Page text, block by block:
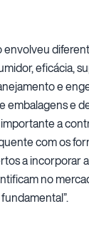
envolveu
eficácia,
e
embalagens e
a
com os
a incorporar
no